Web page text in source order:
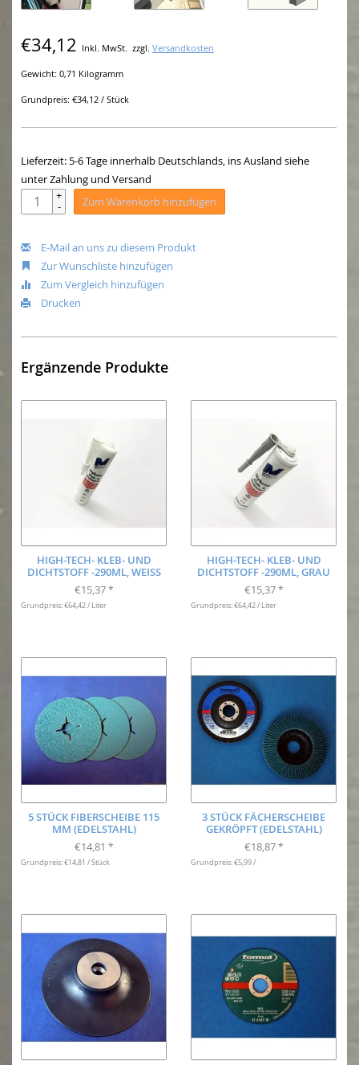
€34,12 Inkl. MwSt. zzgl. Versandkosten
Gewicht: 0,71 Kilogramm
Grundpreis: €34,12 / Stück
Lieferzeit: 5-6 Tage innerhalb Deutschlands, ins Ausland siehe
unter Zahlung und Versand
+
- Zum Warenkorb hinzufügen
E-Mail an uns zu diesem Produkt
Zur Wunschliste hinzufügen
Zum Vergleich hinzufügen
Drucken
Ergänzende Produkte
HIGH-TECH- KLEB- UND
DICHTSTOFF -290ML, WEISS
€15,37 *
Grundpreis: €64,42 / Liter
HIGH-TECH- KLEB- UND
DICHTSTOFF -290ML, GRAU
€15,37 *
Grundpreis: €64,42 / Liter
5 STÜCK FIBERSCHEIBE 115
MM (EDELSTAHL)
€14,81 *
Grundpreis: €14,81 / Stück
3 STÜCK FÄCHERSCHEIBE
GEKRÖPFT (EDELSTAHL)
€18,87 *
Grundpreis: €5,99 /